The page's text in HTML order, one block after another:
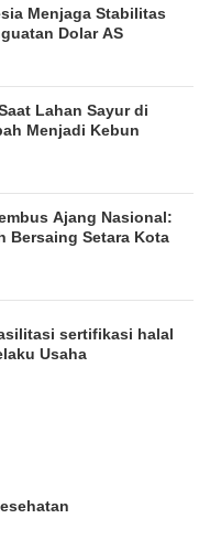
Menjaga Stabilitas
Dolar AS
Lahan Sayur di
Menjadi Kebun
Ajang Nasional:
Bersaing Setara Kota
sertifikasi halal
Usaha